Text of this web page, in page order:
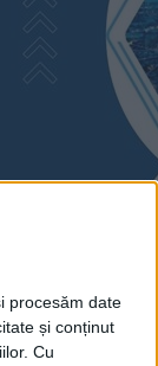
procesăm date
și conținut
Cu